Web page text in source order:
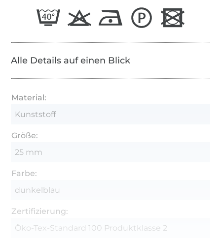
Alle Details auf einen Blick
Material:
Kunststoff
Größe:
25 mm
Farbe:
dunkelblau
Zertifizierung:
Öko-Tex-Standard 100 Produktklasse 2